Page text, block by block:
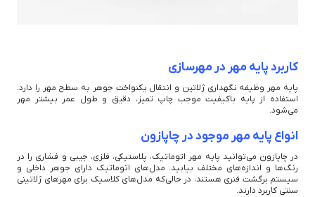
کاربرد پایه مهر در مهرسازی
پایه مهر وظیفه نگهداری ژلاتین و انتقال یکنواخت جوهر به سطح مهر را دارد.
استفاده از پایه باکیفیت موجب چاپ تمیز، دقیق و طول عمر بیشتر مهر
می‌شود.
انواع پایه مهر موجود در چاپازون
در چاپازون می‌توانید پایه مهر اتوماتیک، پلاستیکی، فلزی، جیبی و فشاری را در
رنگ‌ها و اندازه‌های مختلف بیابید. مدل‌های اتوماتیک دارای جوهر داخلی و
سیستم برگشت فنری هستند، در حالی‌که مدل‌های کلاسیک برای مهرهای ژلاتینی
سنتی کاربرد دارند.